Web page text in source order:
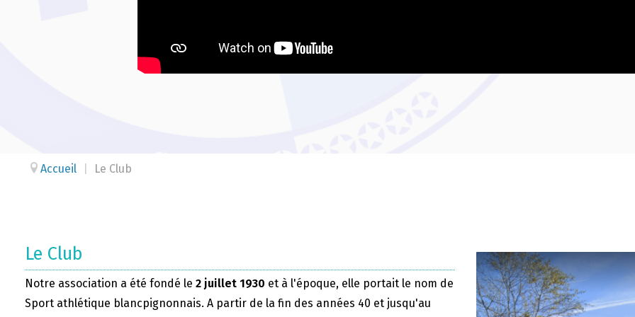
Accueil Le Club
Le Club
Notre association a été fondé le 2 juillet 1930 et à l'époque, elle portait le nom de
Sport athlétique blancpignonnais. A partir de la fin des années 40 et jusqu'au